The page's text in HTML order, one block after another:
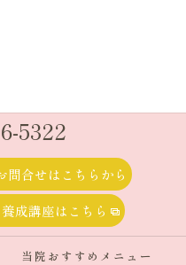
5322
問合せはこちらから
成講座はこちら
当院おすすめメニュー